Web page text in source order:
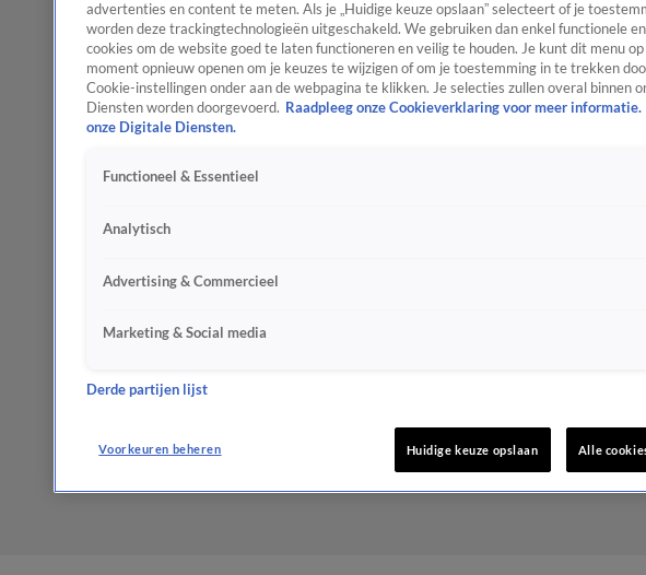
advertenties en content te meten. Als je „Huidige keuze opslaan” selecteert of je
worden deze trackingtechnologieën uitgeschakeld. We gebruiken dan enkel functionele
cookies om de website goed te laten functioneren en veilig te houden. Je kunt dit menu
moment opnieuw openen om je keuzes te wijzigen of om je toestemming in te trekken
Cookie-instellingen onder aan de webpagina te klikken. Je selecties zullen overal binnen
Diensten worden doorgevoerd. Raadpleeg onze Cookieverklaring voor meer informatie.
onze Digitale Diensten.
Functioneel & Essentieel
Analytisch
Advertising & Commercieel
Marketing & Social media
Derde partijen lijst
Voorkeuren beheren Huidige keuze opslaan Alle